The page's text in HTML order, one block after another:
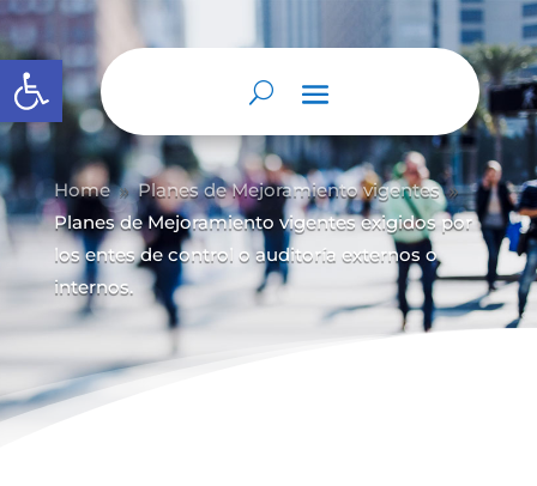
Abrir barra de herramientas
Home 9 Planes de Mejoramiento vigentes 9
Planes de Mejoramiento vigentes exigidos por
los entes de control o auditoría externos o
internos.